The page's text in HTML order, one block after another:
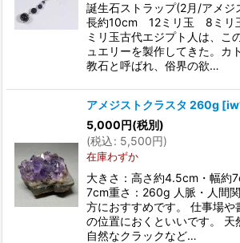
誕生石ストラップ(2月/アメジ
長約10cm 12ミリ玉 8ミ
ミリ玉古代エジプト人は、こ
ュエリーを製作してきた。カ
教石と呼ばれ、俗界の欲…
アメジストクラスタ 260g [
5,000円(税別)
(税込: 5,500円)
在庫わずか
大きさ：高さ約4.5cm・幅約
7cm重さ：260g 人脈・人間
方におすすめです。 仕事場や
の位置におくといいです。 天
自然なクラックなど…